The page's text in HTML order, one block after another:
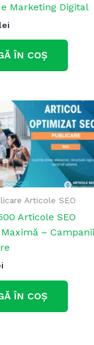
Marketing Digital
lei
ÎN COȘ
Articole SEO
Articole SEO
– Campanii
ÎN COȘ